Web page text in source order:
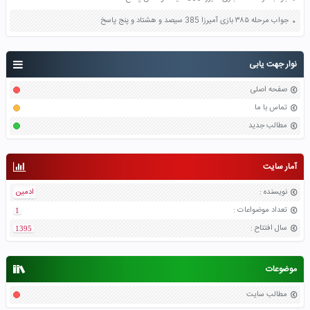
نوار جهت یابی
صفحه اصلی
تماس با ما
مطالب جدید
آمار سایت
نویسنده :
ادمین
تعداد موضواعات :
1
سال افتتاح :
1395
موضوعات
مطالب سایت
جواب مرحله ۳۸۵ بازی آمیرزا 385 سیصد و هشتاد و پنج پاسخ